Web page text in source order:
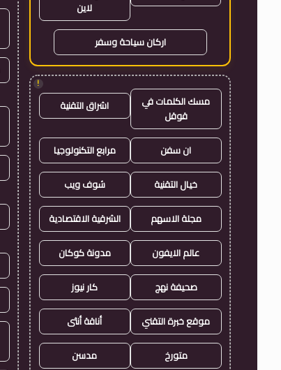
لاين
اركان سياحة وسفر
!
مسك الكلمات في
قوقل
اشراق التقنية
ان سفن مرابع التكنولوجيا
خيال التقنية شوف ويب
مجلة الاسهم الشرقية الاقتصادية
عالم الايفون مدونة كوكان
صحيفة نهج كار نيوز
موقع خبرة التقني أناقة أنثى
متورخ مدسن